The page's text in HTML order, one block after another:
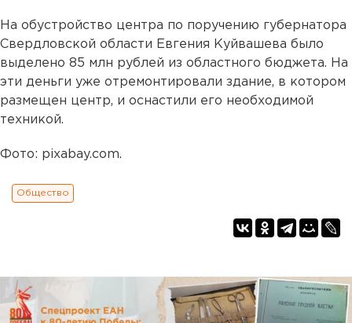
На обустройство центра по поручению губернатора
Свердловской области Евгения Куйвашева было
выделено 85 млн рублей из областного бюджета. На
эти деньги уже отремонтировали здание, в котором
размещен центр, и оснастили его необходимой
техникой.
Фото: pixabay.com.
Общество